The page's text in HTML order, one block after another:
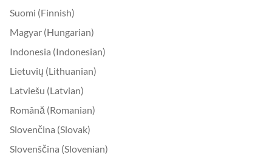
Suomi (Finnish)
Magyar (Hungarian)
Indonesia (Indonesian)
Lietuvių (Lithuanian)
Latviešu (Latvian)
Română (Romanian)
Slovenčina (Slovak)
Slovenščina (Slovenian)